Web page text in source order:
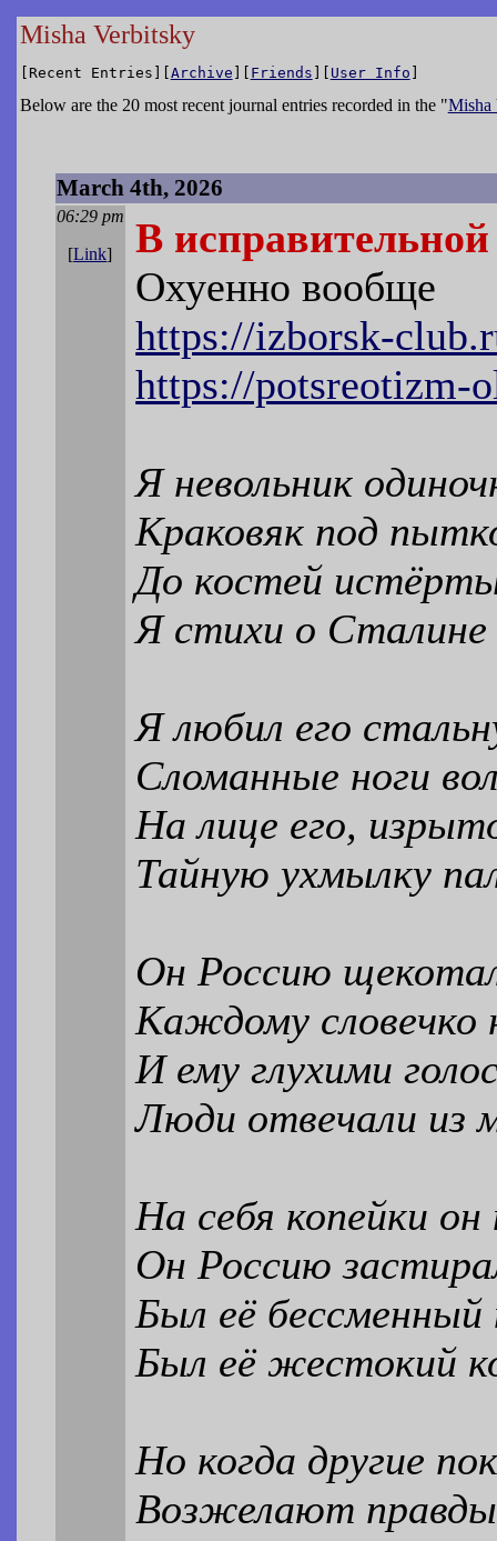
Misha Verbitsky
[Recent Entries][Archive ][ Friends ][ User Info ]
Below are the 20 most recent journal entries recorded in the "Misha
March 4th, 2026
06:29 pm
[Link]
В
Охуенно вообще
https://izborsk-
https://potsreotizm-
Я невольник
Краковяк под
До костей
Я стихи о Сталине
Я любил его
Сломанные ноги
На лице его,
Тайную ухмылку
Он Россию
Каждому словечко
И ему глухими
Люди отвечали из
На себя копейки
Он Россию
Был её бессменный
Был её жестокий
Но когда другие
Возжелают правды